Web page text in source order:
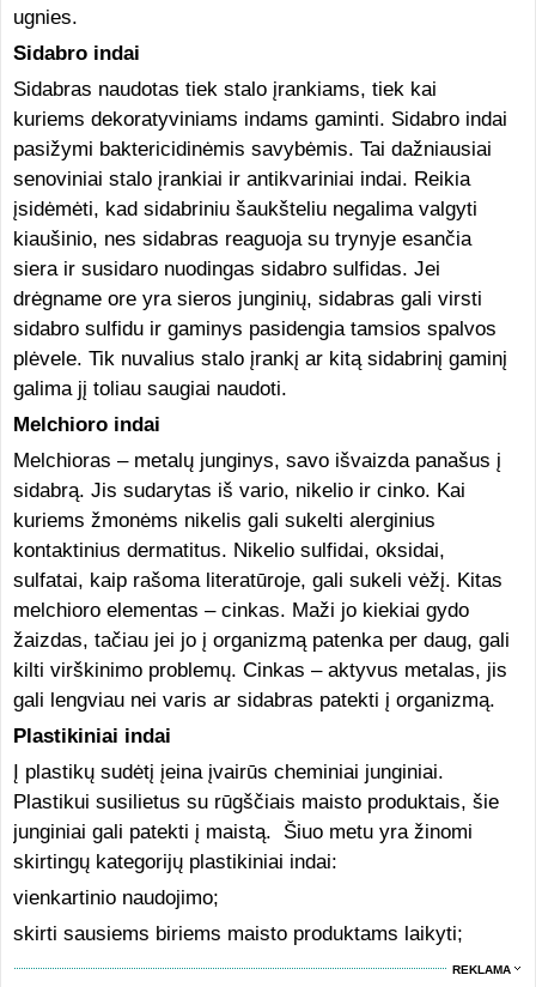
ugnies.
Sidabro indai
Sidabras naudotas tiek stalo įrankiams, tiek kai
kuriems dekoratyviniams indams gaminti. Sidabro indai
pasižymi baktericidinėmis savybėmis. Tai dažniausiai
senoviniai stalo įrankiai ir antikvariniai indai. Reikia
įsidėmėti, kad sidabriniu šaukšteliu negalima valgyti
kiaušinio, nes sidabras reaguoja su trynyje esančia
siera ir susidaro nuodingas sidabro sulfidas. Jei
drėgname ore yra sieros junginių, sidabras gali virsti
sidabro sulfidu ir gaminys pasidengia tamsios spalvos
plėvele. Tik nuvalius stalo įrankį ar kitą sidabrinį gaminį
galima jį toliau saugiai naudoti.
Melchioro indai
Melchioras – metalų junginys, savo išvaizda panašus į
sidabrą. Jis sudarytas iš vario, nikelio ir cinko. Kai
kuriems žmonėms nikelis gali sukelti alerginius
kontaktinius dermatitus. Nikelio sulfidai, oksidai,
sulfatai, kaip rašoma literatūroje, gali sukeli vėžį. Kitas
melchioro elementas – cinkas. Maži jo kiekiai gydo
žaizdas, tačiau jei jo į organizmą patenka per daug, gali
kilti virškinimo problemų. Cinkas – aktyvus metalas, jis
gali lengviau nei varis ar sidabras patekti į organizmą.
Plastikiniai indai
Į plastikų sudėtį įeina įvairūs cheminiai junginiai.
Plastikui susilietus su rūgščiais maisto produktais, šie
junginiai gali patekti į maistą. Šiuo metu yra žinomi
skirtingų kategorijų plastikiniai indai:
vienkartinio naudojimo;
skirti sausiems biriems maisto produktams laikyti;
REKLAMA